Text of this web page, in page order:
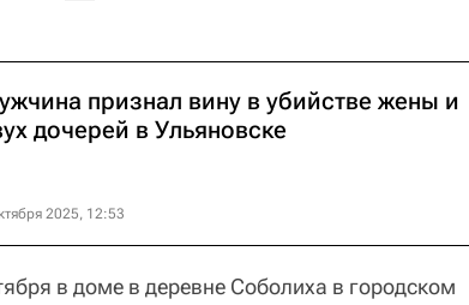
признал вину в убийстве жены и
дочерей в Ульяновске
2025, 12:53
в доме в деревне Соболиха в городском